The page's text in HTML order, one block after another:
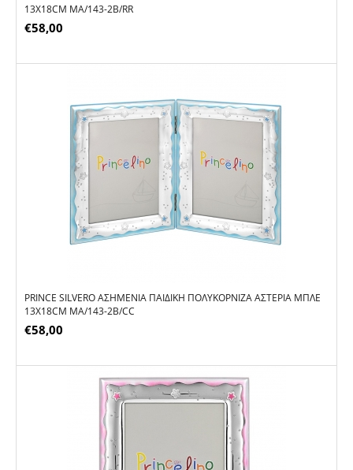
13X18CM MA/143-2B/RR
€58,00
PRINCE SILVERO ΑΣΗΜΈΝΙΑ ΠΑΙΔΙΚΉ ΠΟΛΥΚΟΡΝΊΖΑ ΑΣΤΈΡΙΑ ΜΠΛΕ
13X18CM MA/143-2B/CC
€58,00